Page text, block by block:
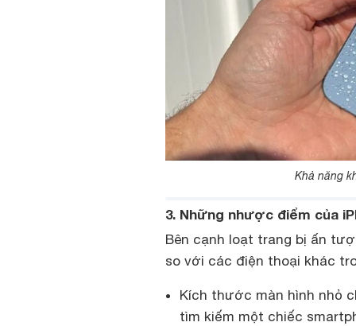
Khả năng
3. Những nhược điểm của
Bên cạnh loạt trang bị ấn
so với các điện thoại khác
Kích thước màn hình nhỏ
tìm kiếm một chiếc